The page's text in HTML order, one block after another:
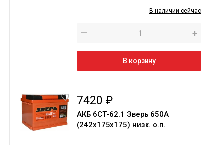
В наличии сейчас
— +
В корзину
7420 ₽
АКБ 6СТ-62.1 Зверь 650A
(242х175х175) низк. о.п.